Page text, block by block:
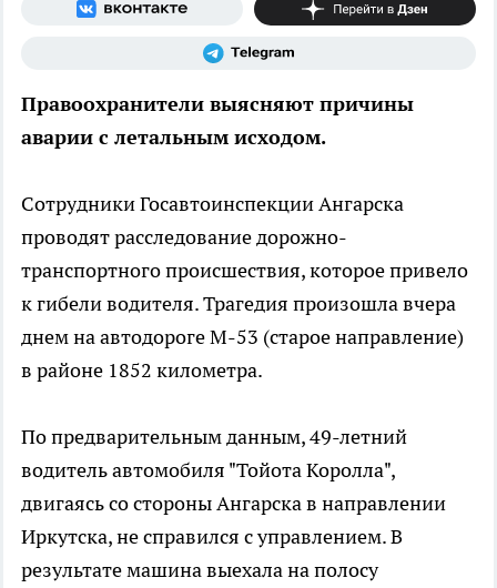
Правоохранители выясняют причины
аварии с летальным исходом.
Сотрудники Госавтоинспекции Ангарска
проводят расследование дорожно-
транспортного происшествия, которое привело
к гибели водителя. Трагедия произошла вчера
днем на автодороге М-53 (старое направление)
в районе 1852 километра.
По предварительным данным, 49-летний
водитель автомобиля "Тойота Королла",
двигаясь со стороны Ангарска в направлении
Иркутска, не справился с управлением. В
результате машина выехала на полосу